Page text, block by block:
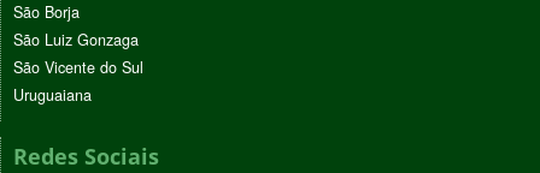
São Borja
São Luiz Gonzaga
São Vicente do Sul
Uruguaiana
Redes Sociais